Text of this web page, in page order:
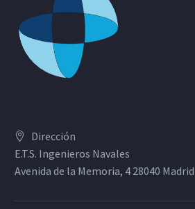
Dirección
E.T.S. Ingenieros Navales
Avenida de la Memoria, 4 28040 Madrid